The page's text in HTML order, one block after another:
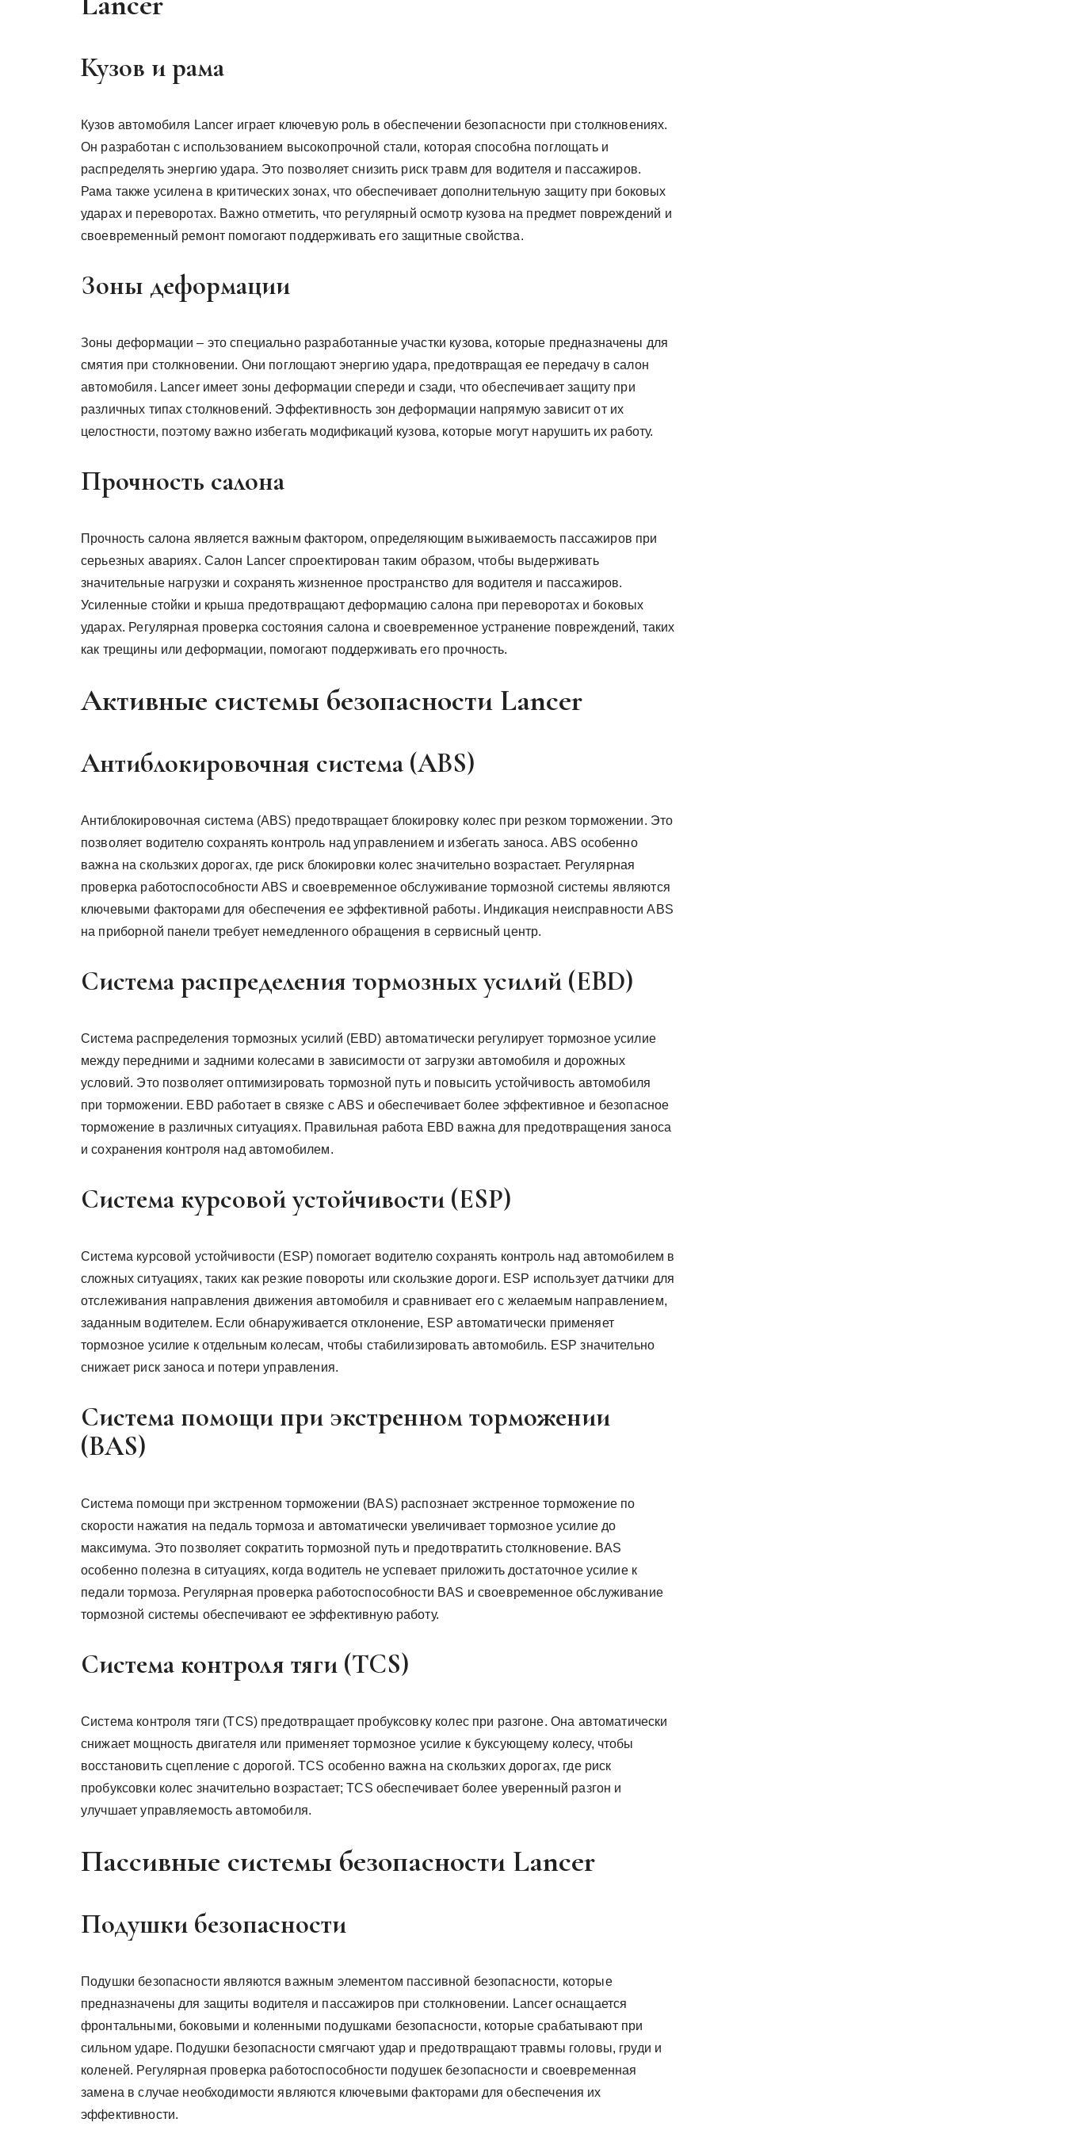
Кузов и рама
Кузов автомобиля Lancer играет ключевую роль в обеспечении безопасности при столкновениях.
Он разработан с использованием высокопрочной стали, которая способна поглощать и
распределять энергию удара. Это позволяет снизить риск травм для водителя и пассажиров.
Рама также усилена в критических зонах, что обеспечивает дополнительную защиту при боковых
ударах и переворотах. Важно отметить, что регулярный осмотр кузова на предмет повреждений и
своевременный ремонт помогают поддерживать его защитные свойства.
Зоны деформации
Зоны деформации – это специально разработанные участки кузова, которые предназначены для
смятия при столкновении. Они поглощают энергию удара, предотвращая ее передачу в салон
автомобиля. Lancer имеет зоны деформации спереди и сзади, что обеспечивает защиту при
различных типах столкновений. Эффективность зон деформации напрямую зависит от их
целостности, поэтому важно избегать модификаций кузова, которые могут нарушить их работу.
Прочность салона
Прочность салона является важным фактором, определяющим выживаемость пассажиров при
серьезных авариях. Салон Lancer спроектирован таким образом, чтобы выдерживать
значительные нагрузки и сохранять жизненное пространство для водителя и пассажиров.
Усиленные стойки и крыша предотвращают деформацию салона при переворотах и боковых
ударах. Регулярная проверка состояния салона и своевременное устранение повреждений, таких
как трещины или деформации, помогают поддерживать его прочность.
Активные системы безопасности Lancer
Антиблокировочная система (ABS)
Антиблокировочная система (ABS) предотвращает блокировку колес при резком торможении. Это
позволяет водителю сохранять контроль над управлением и избегать заноса. ABS особенно
важна на скользких дорогах, где риск блокировки колес значительно возрастает. Регулярная
проверка работоспособности ABS и своевременное обслуживание тормозной системы являются
ключевыми факторами для обеспечения ее эффективной работы. Индикация неисправности ABS
на приборной панели требует немедленного обращения в сервисный центр.
Система распределения тормозных усилий (EBD)
Система распределения тормозных усилий (EBD) автоматически регулирует тормозное усилие
между передними и задними колесами в зависимости от загрузки автомобиля и дорожных
условий. Это позволяет оптимизировать тормозной путь и повысить устойчивость автомобиля
при торможении. EBD работает в связке с ABS и обеспечивает более эффективное и безопасное
торможение в различных ситуациях. Правильная работа EBD важна для предотвращения заноса
и сохранения контроля над автомобилем.
Система курсовой устойчивости (ESP)
Система курсовой устойчивости (ESP) помогает водителю сохранять контроль над автомобилем в
сложных ситуациях, таких как резкие повороты или скользкие дороги. ESP использует датчики для
отслеживания направления движения автомобиля и сравнивает его с желаемым направлением,
заданным водителем. Если обнаруживается отклонение, ESP автоматически применяет
тормозное усилие к отдельным колесам, чтобы стабилизировать автомобиль. ESP значительно
снижает риск заноса и потери управления.
Система помощи при экстренном торможении
(BAS)
Система помощи при экстренном торможении (BAS) распознает экстренное торможение по
скорости нажатия на педаль тормоза и автоматически увеличивает тормозное усилие до
максимума. Это позволяет сократить тормозной путь и предотвратить столкновение. BAS
особенно полезна в ситуациях, когда водитель не успевает приложить достаточное усилие к
педали тормоза. Регулярная проверка работоспособности BAS и своевременное обслуживание
тормозной системы обеспечивают ее эффективную работу.
Система контроля тяги (TCS)
Система контроля тяги (TCS) предотвращает пробуксовку колес при разгоне. Она автоматически
снижает мощность двигателя или применяет тормозное усилие к буксующему колесу, чтобы
восстановить сцепление с дорогой. TCS особенно важна на скользких дорогах, где риск
пробуксовки колес значительно возрастает; TCS обеспечивает более уверенный разгон и
улучшает управляемость автомобиля.
Пассивные системы безопасности Lancer
Подушки безопасности
Подушки безопасности являются важным элементом пассивной безопасности, которые
предназначены для защиты водителя и пассажиров при столкновении. Lancer оснащается
фронтальными, боковыми и коленными подушками безопасности, которые срабатывают при
сильном ударе. Подушки безопасности смягчают удар и предотвращают травмы головы, груди и
коленей. Регулярная проверка работоспособности подушек безопасности и своевременная
замена в случае необходимости являются ключевыми факторами для обеспечения их
эффективности.